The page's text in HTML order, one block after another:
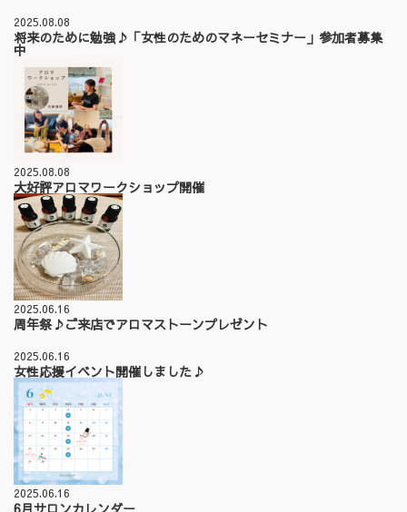
2025.08.08
将来のために勉強♪「女性のためのマネーセミナー」参加者募集
中
2025.08.08
大好評アロマワークショップ開催
2025.06.16
周年祭♪ご来店でアロマストーンプレゼント
2025.06.16
女性応援イベント開催しました♪
2025.06.16
6月サロンカレンダー